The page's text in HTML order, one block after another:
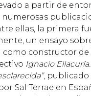
a partir de
numerosas
ellas, la primera
un ensayo
como constructor de
Ignacio
, publicado
Sal Terrae en